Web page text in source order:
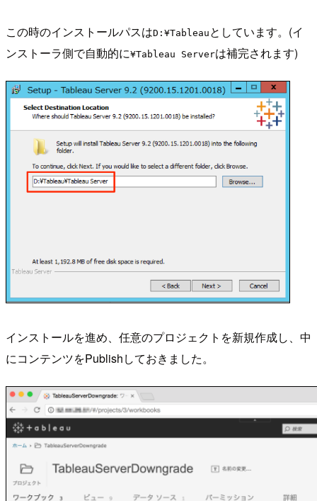
この時のインストールパスはD:¥Tableau としています。(イ
ンストーラ側で自動的に¥Tableau Serverは補完されます)
インストールを進め、任意のプロジェクトを新規作成し、中
にコンテンツをPublishしておきました。